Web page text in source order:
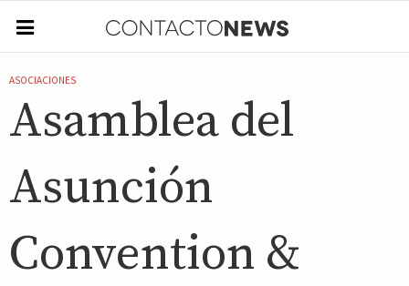
ASOCIACIONES
Asamblea del
Asunción
Convention &